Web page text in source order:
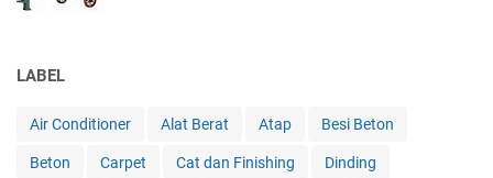
LABEL
Air Conditioner Alat Berat Atap Besi Beton
Beton Carpet Cat dan Finishing Dinding